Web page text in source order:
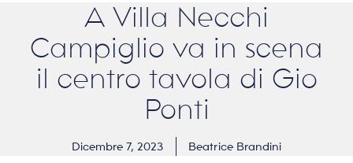
A Villa Necchi
Campiglio va in scena
il centro tavola di Gio
Ponti
Dicembre 7, 2023 Beatrice Brandini